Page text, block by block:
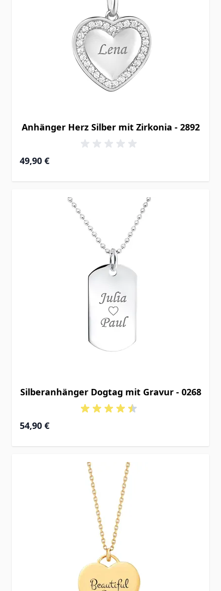
Anhänger Herz Silber mit Zirkonia - 2892
49,90 €
Silberanhänger Dogtag mit Gravur - 0268
54,90 €